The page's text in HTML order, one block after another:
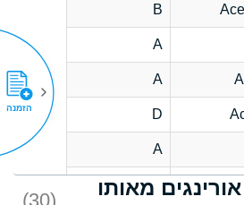
B
A
A
D
A
D
עוד O-Ring אורינגים מאותו
(30)
הזמנה